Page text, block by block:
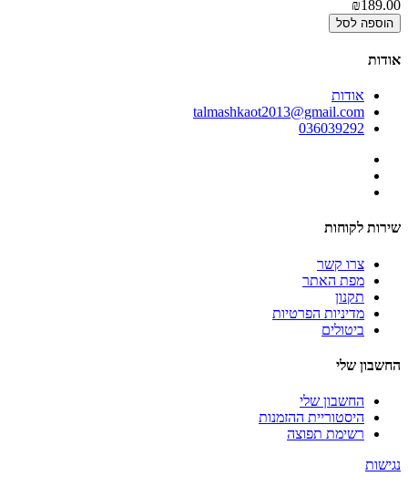
₪189.00
הוספה לסל
אודות
אודות
talmashkaot2013@gmail.com
036039292
שירות לקוחות
צרו קשר
מפת האתר
תקנון
מדיניות הפרטיות
ביטולים
החשבון שלי
החשבון שלי
היסטוריית ההזמנות
רשימת תפוצה
נגישות